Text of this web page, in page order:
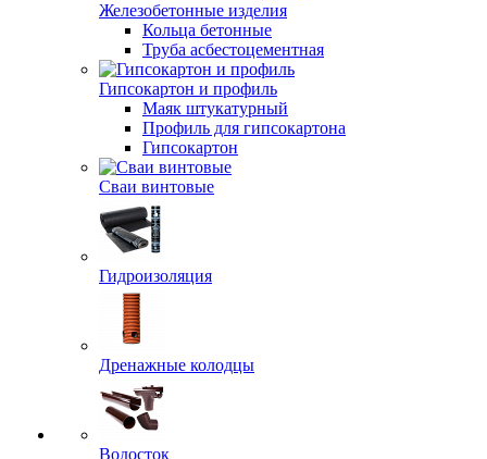
Железобетонные изделия
Кольца бетонные
Труба асбестоцементная
Гипсокартон и профиль
Маяк штукатурный
Профиль для гипсокартона
Гипсокартон
Сваи винтовые
Гидроизоляция
Дренажные колодцы
Водосток